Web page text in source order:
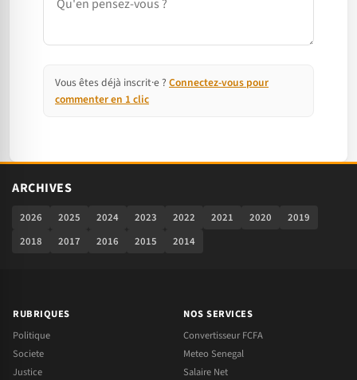
Vous êtes déjà inscrit·e ? Connectez-vous pour
commenter en 1 clic
ARCHIVES
2026 2025 2024 2023 2022 2021 2020
2019
2018
2017 2016 2015 2014
RUBRIQUES
Politique
Societe
Justice
NOS SERVICES
Convertisseur FCFA
Meteo Senegal
Salaire Net